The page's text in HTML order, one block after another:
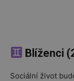
Blíženci
Sociální život